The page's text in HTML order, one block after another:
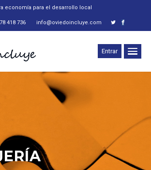
economía para el desarrollo local
418 736 info@oviedoincluye.com
Entrar